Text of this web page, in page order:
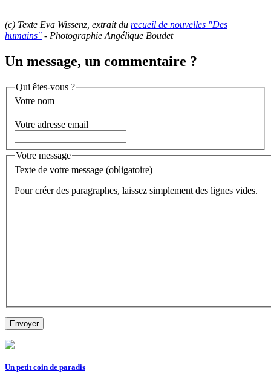
(c) Texte Eva Wissenz, extrait du recueil de nouvelles "Des
humains" - Photographie Angélique Boudet
Un message, un commentaire ?
Qui êtes-vous ?
Votre nom
Votre adresse email
Votre message
Texte de votre message (obligatoire)
Pour créer des paragraphes, laissez simplement des lignes vides.
Un petit coin de paradis